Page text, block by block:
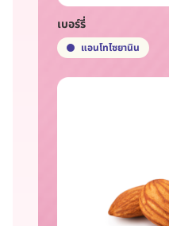
เบอร์รี่
แอนโทไซยานิน